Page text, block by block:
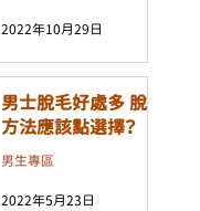
2022年10月29日
男士脫毛好處多 脫毛
方法應該點選擇？
男生專區
2022年5月23日